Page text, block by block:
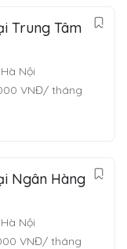
Trung Tâm
Hà Nội
VNĐ/ tháng
Ngân Hàng
Hà Nội
VNĐ/ tháng